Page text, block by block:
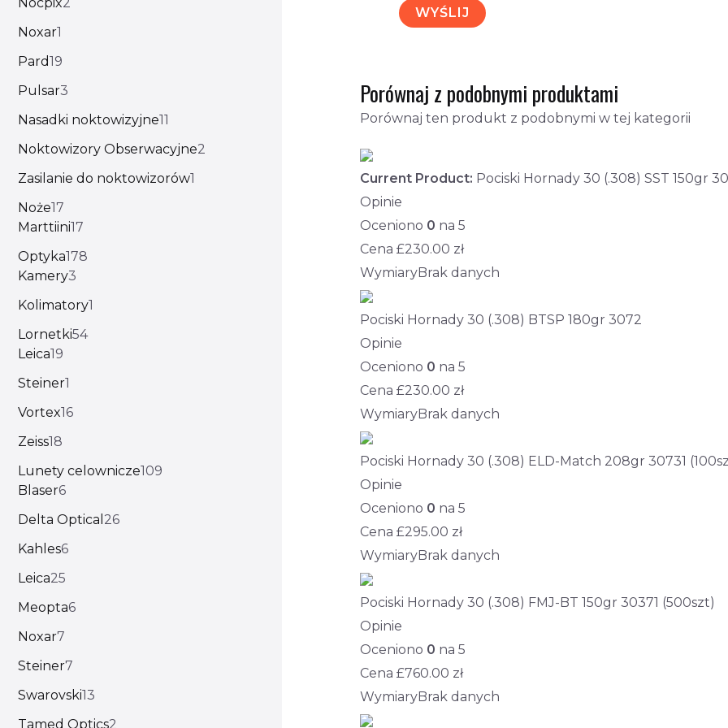
Noxar1
Pard19
Pulsar3
Nasadki noktowizyjne11
Noktowizory Obserwacyjne2
Zasilanie do noktowizorów1
Noże17
Marttiini17
Optyka178
Kamery3
Kolimatory1
Lornetki54
Leica19
Steiner1
Vortex16
Zeiss18
Lunety celownicze109
Blaser6
Delta Optical 26
Kahles6
Leica25
Meopta6
Noxar7
Steiner7
Swarovski13
Tamed Optics2
Porównaj z podobnymi produktami
Porównaj ten produkt z podobnymi w tej kategorii
Current Product: Pociski Hornady 30 (.308) SST 150gr
Opinie
Oceniono 0 na 5
Cena £230.00 zł
WymiaryBrak danych
Pociski Hornady 30 (.308) BTSP 180gr 3072
Opinie
Oceniono 0 na 5
Cena £230.00 zł
WymiaryBrak danych
Pociski Hornady 30 (.308) ELD-Match 208gr 30731
Opinie
Oceniono 0 na 5
Cena £295.00 zł
WymiaryBrak danych
Pociski Hornady 30 (.308) FMJ-BT 150gr 30371 (500szt)
Opinie
Oceniono 0 na 5
Cena £760.00 zł
WymiaryBrak danych